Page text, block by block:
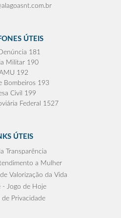
ÚTEIS
181
Militar 190
192
Bombeiros 193
Civil 199
Federal 1527
ÚTEIS
Transparência
a Mulher
Valorização da Vida
- Jogo de Hoje
de Privacidade